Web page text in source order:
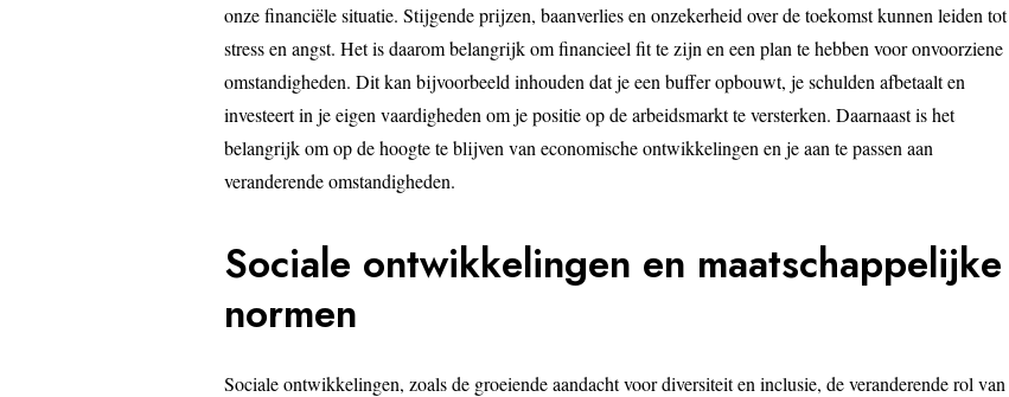
onze financiële situatie. Stijgende prijzen, baanverlies en onzekerheid over de toekomst kunnen leiden tot
stress en angst. Het is daarom belangrijk om financieel fit te zijn en een plan te hebben voor onvoorziene
omstandigheden. Dit kan bijvoorbeeld inhouden dat je een buffer opbouwt, je schulden afbetaalt en
investeert in je eigen vaardigheden om je positie op de arbeidsmarkt te versterken. Daarnaast is het
belangrijk om op de hoogte te blijven van economische ontwikkelingen en je aan te passen aan
veranderende omstandigheden.
Sociale ontwikkelingen en maatschappelijke
normen
Sociale ontwikkelingen, zoals de groeiende aandacht voor diversiteit en inclusie, de veranderende rol van